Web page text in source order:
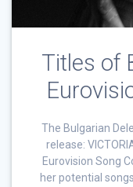
Titles of
The Bulgarian
release:
Eurovision Song
her potential